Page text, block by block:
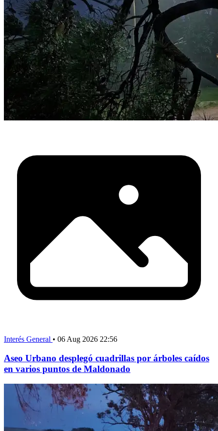
Interés General • 06 Aug 2026 22:56
Aseo Urbano desplegó cuadrillas por árboles caídos
en varios puntos de Maldonado